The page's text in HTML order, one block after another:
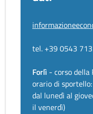
tel. +39 0543
Forlì - corso della
orario di sportello:
dal lunedì al
il venerdì)